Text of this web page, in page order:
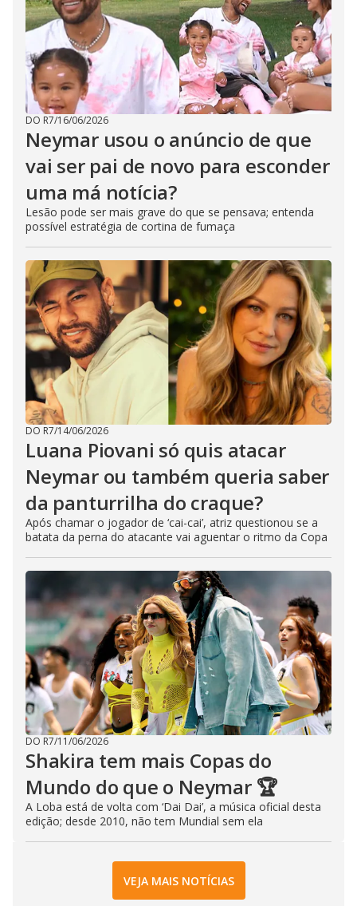
DO R7/16/06/2026
Neymar usou o anúncio de que
vai ser pai de novo para esconder
uma má notícia?
Lesão pode ser mais grave do que se pensava; entenda
possível estratégia de cortina de fumaça
DO R7/14/06/2026
Luana Piovani só quis atacar
Neymar ou também queria saber
da panturrilha do craque?
Após chamar o jogador de ‘cai-cai’, atriz questionou se a
batata da perna do atacante vai aguentar o ritmo da Copa
DO R7/11/06/2026
Shakira tem mais Copas do
Mundo do que o Neymar 🏆
A Loba está de volta com ‘Dai Dai’, a música oficial desta
edição; desde 2010, não tem Mundial sem ela
VEJA MAIS NOTÍCIAS